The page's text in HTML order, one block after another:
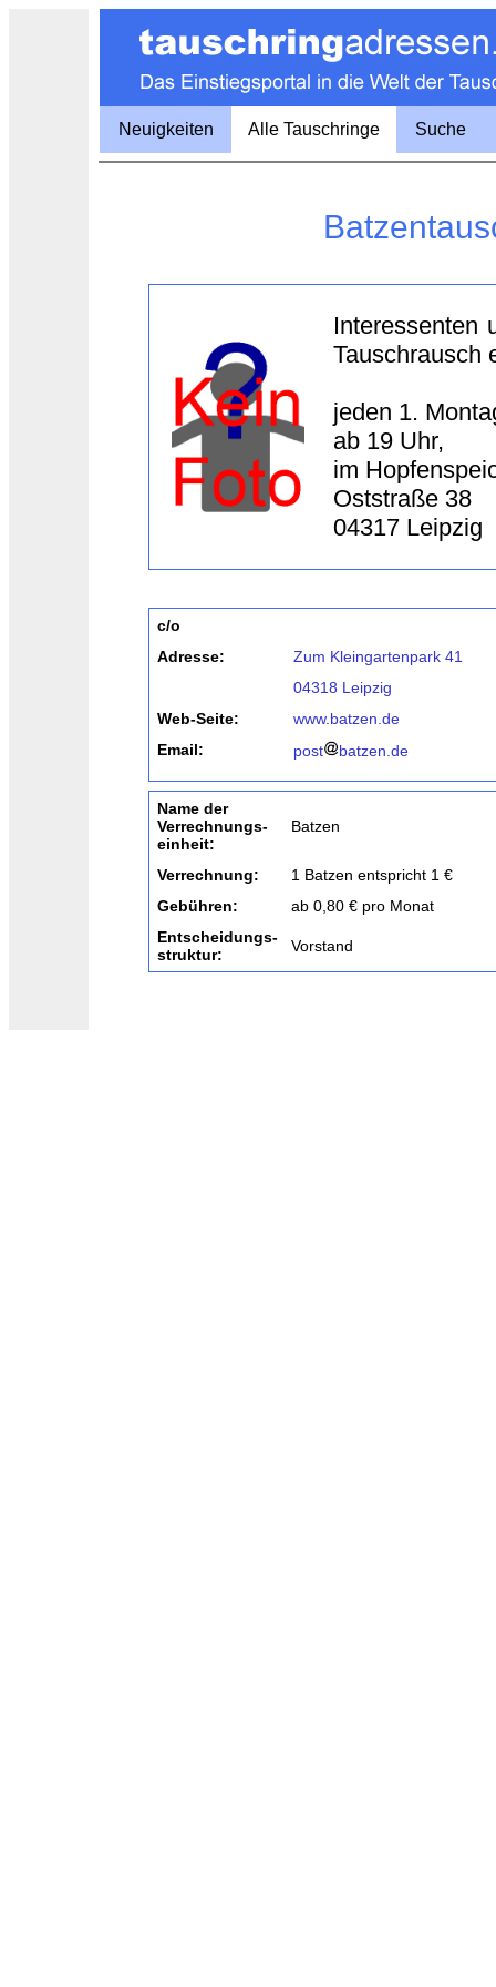
Neuigkeiten Alle Tauschringe Suche
Interessenten
Tauschrausch
jeden 1.
ab 19 Uhr,
im
Oststraße 38
04317 Leipzig
c/o
Adresse:
Zum Kleingartenpark 41
04318 Leipzig
Web-Seite:
www.batzen.de
Email:
post batzen.de
Name der
Verrechnungs-
einheit:
Batzen
Verrechnung:
1 Batzen entspricht 1 €
Gebühren:
ab 0,80 € pro Monat
Entscheidungs-
struktur:
Vorstand